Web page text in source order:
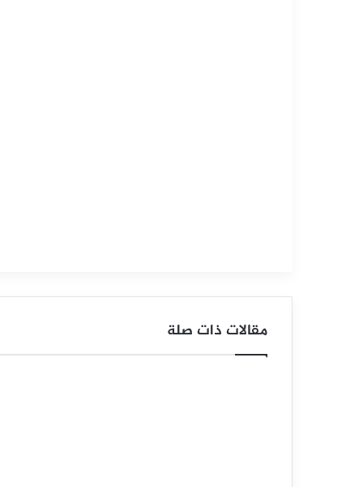
ف
ط
ا
مقالات ذات صلة